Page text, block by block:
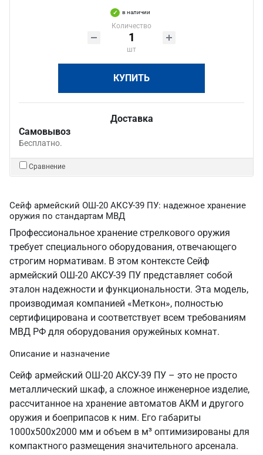
в наличии
Количество
шт
КУПИТЬ
Доставка
Самовывоз
Бесплатно.
Сравнение
Сейф армейский ОШ-20 АКСУ-39 ПУ: надежное хранение
оружия по стандартам МВД
Профессиональное хранение стрелкового оружия
требует специального оборудования, отвечающего
строгим нормативам. В этом контексте Сейф
армейский ОШ-20 АКСУ-39 ПУ представляет собой
эталон надежности и функциональности. Эта модель,
производимая компанией «Меткон», полностью
сертифицирована и соответствует всем требованиям
МВД РФ для оборудования оружейных комнат.
Описание и назначение
Сейф армейский ОШ-20 АКСУ-39 ПУ – это не просто
металлический шкаф, а сложное инженерное изделие,
рассчитанное на хранение автоматов АКМ и другого
оружия и боеприпасов к ним. Его габариты
1000х500х2000 мм и объем в м³ оптимизированы для
компактного размещения значительного арсенала.